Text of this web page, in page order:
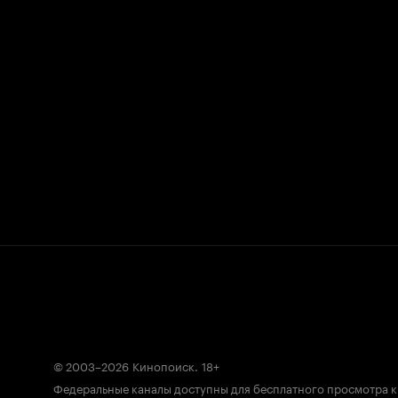
© 2003–2026 Кинопоиск. 18+
Федеральные каналы доступны для бесплатного просмотра